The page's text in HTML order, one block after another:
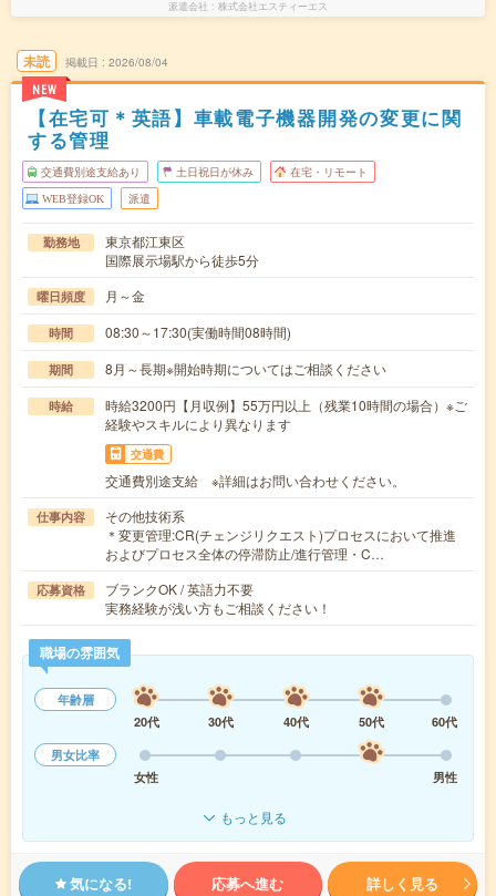
派遣会社 株式会社エスティーエス
未読
NEW
掲載日 2026/08/04
【在宅可＊英語】車載電子機器開発の変更に関
する管理
交通費別途支給あり 土日祝日が休み 在宅・リモート
WEB登録OK 派遣
勤務地
東京都江東区
国際展示場駅から徒歩5分
曜日頻度 月～金
時間 08:30～17:30(実働時間08時間)
期間 8月～長期※開始時期についてはご相談ください
時給
時給3200円【月収例】55万円以上（残業10時間の場合）※ご
経験やスキルにより異なります
交通費
交通費別途支給 ※詳細はお問い合わせください。
仕事内容
その他技術系
＊変更管理:CR(チェンジリクエスト)プロセスにおいて推進
およびプロセス全体の停滞防止/進行管理・C…
応募資格
ブランクOK / 英語力不要
実務経験が浅い方もご相談ください！
職場の雰囲気
年齢層
20代
30代 40代 50代
60代
男女比率
女性
男性
もっと見る
気になる! 応募へ進む 詳しく見る